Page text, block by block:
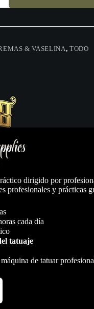
& VASELINA, TODO
(0)
dirigido por
profesionales y prácticas
cada día
tatuaje
de tatuar